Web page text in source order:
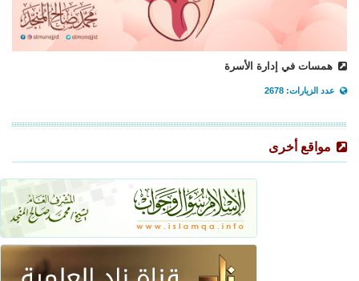
همسات في إدارة الأسرة
عدد الزيارات: 2678
مواقع أخرى